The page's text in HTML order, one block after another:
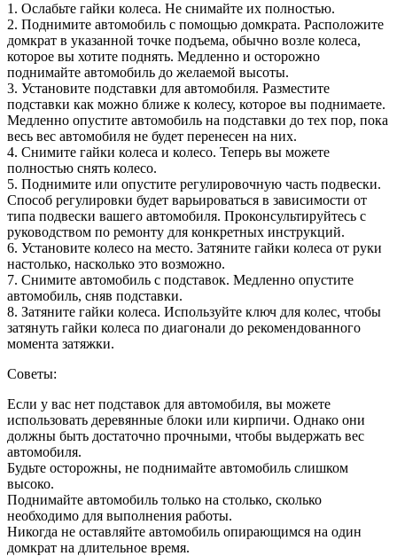
1. Ослабьте гайки колеса. Не снимайте их полностью.
2. Поднимите автомобиль с помощью домкрата. Расположите
домкрат в указанной точке подъема, обычно возле колеса,
которое вы хотите поднять. Медленно и осторожно
поднимайте автомобиль до желаемой высоты.
3. Установите подставки для автомобиля. Разместите
подставки как можно ближе к колесу, которое вы поднимаете.
Медленно опустите автомобиль на подставки до тех пор, пока
весь вес автомобиля не будет перенесен на них.
4. Снимите гайки колеса и колесо. Теперь вы можете
полностью снять колесо.
5. Поднимите или опустите регулировочную часть подвески.
Способ регулировки будет варьироваться в зависимости от
типа подвески вашего автомобиля. Проконсультируйтесь с
руководством по ремонту для конкретных инструкций.
6. Установите колесо на место. Затяните гайки колеса от руки
настолько, насколько это возможно.
7. Снимите автомобиль с подставок. Медленно опустите
автомобиль, сняв подставки.
8. Затяните гайки колеса. Используйте ключ для колес, чтобы
затянуть гайки колеса по диагонали до рекомендованного
момента затяжки.
Советы:
Если у вас нет подставок для автомобиля, вы можете
использовать деревянные блоки или кирпичи. Однако они
должны быть достаточно прочными, чтобы выдержать вес
автомобиля.
Будьте осторожны, не поднимайте автомобиль слишком
высоко.
Поднимайте автомобиль только на столько, сколько
необходимо для выполнения работы.
Никогда не оставляйте автомобиль опирающимся на один
домкрат на длительное время.